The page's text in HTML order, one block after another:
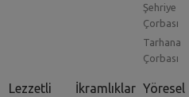
Şehriye
Çorbası
Tarhana
Çorbası
Lezzetli İkramlıklar Yöresel